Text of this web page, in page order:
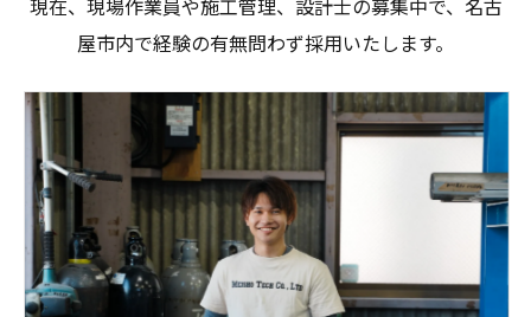
現在、現場作業員や施工管理、設計士の募集中で、名古
屋市内で経験の有無問わず採用いたします。